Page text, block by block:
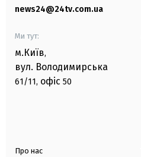
news24@24tv.com.ua
Ми тут:
м.Київ,
вул. Володимирська
61/11, офіс 50
Про нас